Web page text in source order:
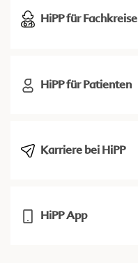
HiPP für Fachkreise
HiPP für Patienten
Karriere bei HiPP
HiPP App